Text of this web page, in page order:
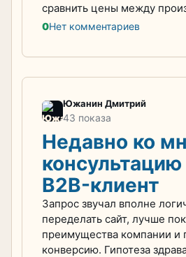
сравнить цены между
0Нет комментариев
Южанин Дмитрий
43 показа
Недавно ко
B2B-клиент
Запрос звучал вполне
переделать сайт, лучше
преимущества компании и
конверсию. Гипотеза